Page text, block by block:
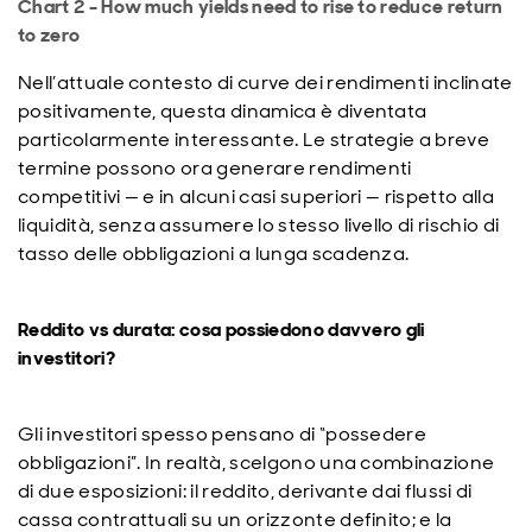
Chart 2 - How much yields need to rise to reduce return
to zero
Nell’attuale contesto di curve dei rendimenti inclinate
positivamente, questa dinamica è diventata
particolarmente interessante. Le strategie a breve
termine possono ora generare rendimenti
competitivi — e in alcuni casi superiori — rispetto alla
liquidità, senza assumere lo stesso livello di rischio di
tasso delle obbligazioni a lunga scadenza.
Reddito vs durata: cosa possiedono davvero gli
investitori?
Gli investitori spesso pensano di “possedere
obbligazioni”. In realtà, scelgono una combinazione
di due esposizioni: il reddito, derivante dai flussi di
cassa contrattuali su un orizzonte definito; e la